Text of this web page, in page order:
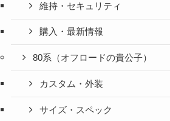
維持・セキュリティ
購入・最新情報
80系（オフロードの貴公子）
カスタム・外装
サイズ・スペック